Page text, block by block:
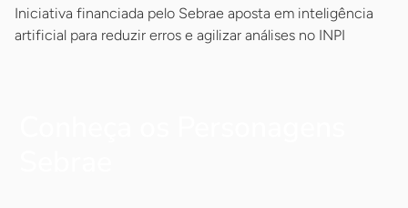
Iniciativa financiada pelo Sebrae aposta em inteligência
artificial para reduzir erros e agilizar análises no INPI